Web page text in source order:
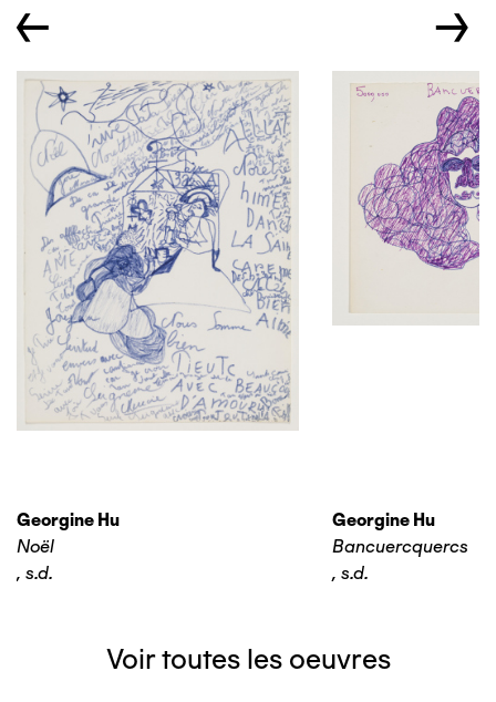
← →
Georgine Hu
Noël
, s.d.
Georgine Hu
Bancuercquercs
, s.d.
Voir toutes les oeuvres